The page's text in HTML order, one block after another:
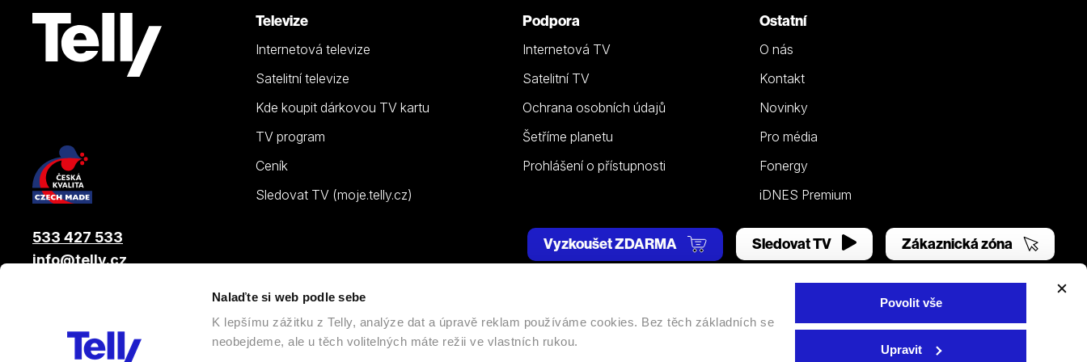
Nalaďte si web podle sebe
K lepšímu zážitku z Telly, analýze dat a úpravě reklam používáme cookies. Bez těch základních se
neobejdeme, ale u těch volitelných máte režii ve vlastních rukou.
Povolit vše
Upravit
Televize
Internetová televize
Satelitní televize
Kde koupit dárkovou TV kartu
TV program
Ceník
Sledovat TV (moje.telly.cz)
Podpora
Internetová TV
Satelitní TV
Ochrana osobních údajů
Šetříme planetu
Prohlášení o přístupnosti
Ostatní
O nás
Kontakt
Novinky
Pro média
Fonergy
iDNES Premium
533 427 533
info@telly.cz
Vyzkoušet ZDARMA Sledovat TV Zákaznická zóna
, člen skupiny LAMA ENERGY GROUP | Všechna práva vyhrazena. |Nastavení cookies